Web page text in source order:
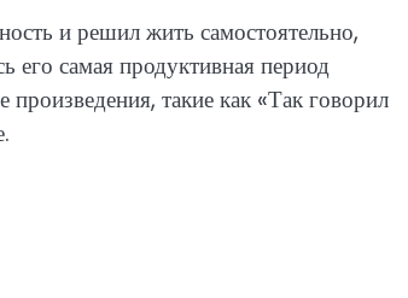
и решил жить самостоятельно,
его самая продуктивная период
произведения, такие как «Так говорил